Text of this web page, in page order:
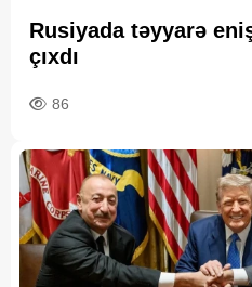
Rusiyada təyyarə
çıxdı
86